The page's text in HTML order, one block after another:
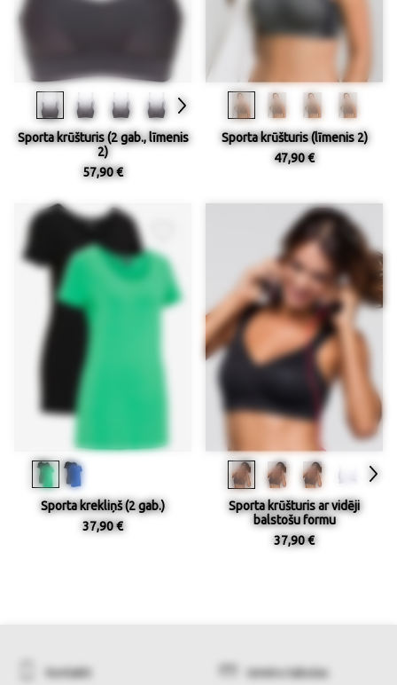
Sporta krūšturis (2 gab., līmenis
2)
57,90 €
Sporta krūšturis (līmenis 2)
47,90 €
Sporta krekliņš (2 gab.)
37,90 €
Sporta krūšturis ar vidēji
balstošu formu
37,90 €
Kontakti Izmēru tabulas